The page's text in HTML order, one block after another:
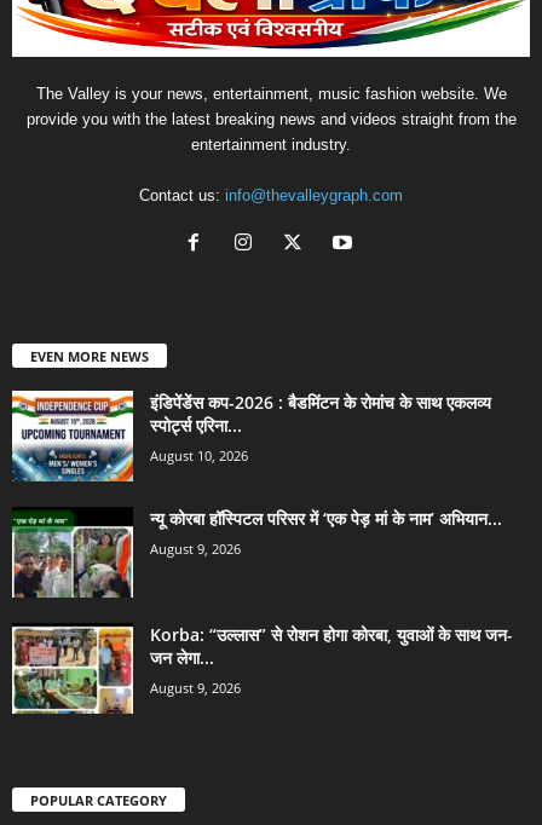
The Valley is your news, entertainment, music fashion website. We
provide you with the latest breaking news and videos straight from the
entertainment industry.
Contact us: info@thevalleygraph.com
EVEN MORE NEWS
इंडिपेंडेंस कप-2026 : बैडमिंटन के रोमांच के साथ एकलव्य
स्पोर्ट्स एरिना...
August 10, 2026
न्यू कोरबा हॉस्पिटल परिसर में ‘एक पेड़ मां के नाम’ अभियान...
August 9, 2026
Korba: “उल्लास” से रोशन होगा कोरबा, युवाओं के साथ जन-
जन लेगा...
August 9, 2026
POPULAR CATEGORY